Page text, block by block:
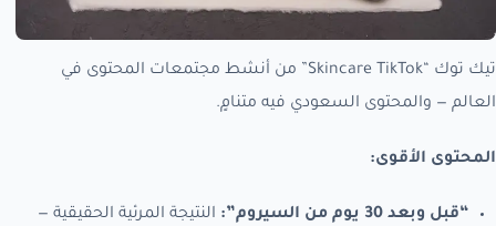
تيك توك “Skincare TikTok” من أنشط مجتمعات المحتوى في
العالم — والمحتوى السعودي فيه متنامٍ.
المحتوى الأقوى:
“قبل وبعد 30 يوم من السيروم”:
النتيجة المرئية الحقيقية —